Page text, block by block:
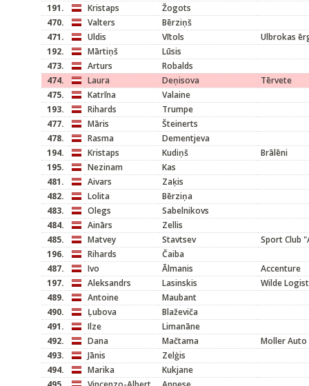
191.
Kristaps
Žogots
470.
Valters
Bērziņš
471.
Uldis Vītols
Ulbrokas
192.
Mārtiņš
Lūsis
473.
Arturs
Robalds
474.
Laura Deņisova
Tērvete
475.
Katrīna
Valaine
193.
Rihards
Trumpe
477.
Māris
Šteinerts
478.
Rasma
Dementjeva
194.
Kristaps Kudiņš
Brālēni
195.
Nezinam
Kas
481.
Aivars
Zaķis
482.
Lolita
Bērziņa
483.
Olegs
Sabelnikovs
484.
Ainārs
Zellis
485.
Matvey Stavtsev
Sport Club
196.
Rihards
Čaiba
487.
Ivo Ālmanis
Accenture
197.
Aleksandrs Lasinskis
Wilde
489.
Antoine
Maubant
490.
Ļubova
Blaževiča
491.
Ilze
Limanāne
492.
Dana Mačtama
Moller Auto
493.
Jānis
Zelģis
494.
Marika
Kukjane